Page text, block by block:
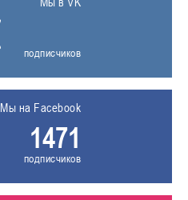
подписчиков
Мы на Facebook
1471
подписчиков